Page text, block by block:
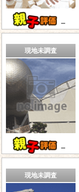
－
現地未調査
－
現地未調査